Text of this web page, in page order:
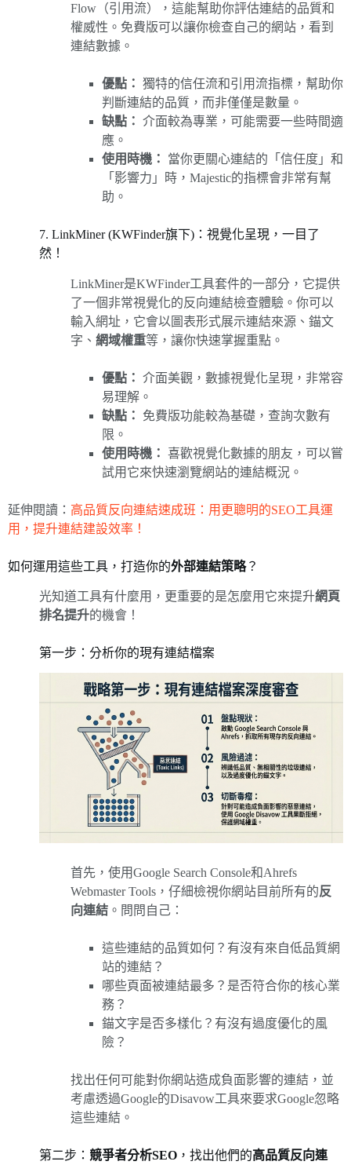
Flow（引用流），這能幫助你評估連結的品質和
權威性。免費版可以讓你檢查自己的網站，看到
連結數據。
優點： 獨特的信任流和引用流指標，幫助你
判斷連結的品質，而非僅僅是數量。
缺點： 介面較為專業，可能需要一些時間適
應。
使用時機：
當你更關心連結的「信任度」和
「影響力」時，Majestic的指標會非常有幫
助。
7. LinkMiner (KWFinder旗下)：視覺化呈現，一目了
然！
LinkMiner是KWFinder工具套件的一部分，它提供
了一個非常視覺化的反向連結檢查體驗。你可以
輸入網址，它會以圖表形式展示連結來源、錨文
字、 網域權重等，讓你快速掌握重點。
優點： 介面美觀，數據視覺化呈現，非常容
易理解。
缺點：
免費版功能較為基礎，查詢次數有
限。
使用時機： 喜歡視覺化數據的朋友，可以嘗
試用它來快速瀏覽網站的連結概況。
延伸閱讀： 高品質反向連結速成班：用更聰明的SEO工具運
用，提升連結建設效率！
如何運用這些工具，打造你的外部連結策略？
光知道工具有什麼用，更重要的是怎麼用它來提升網頁
排名提升的機會！
第一步：分析你的現有連結檔案
首先，使用Google Search Console和Ahrefs
Webmaster Tools，仔細檢視你網站目前所有的反
向連結 。問問自己：
這些連結的品質如何？有沒有來自低品質網
站的連結？
哪些頁面被連結最多？是否符合你的核心業
務？
錨文字是否多樣化？有沒有過度優化的風
險？
找出任何可能對你網站造成負面影響的連結，並
考慮透過Google的Disavow工具來要求Google忽略
這些連結。
第二步： 競爭者分析SEO ，找出他們的高品質反向連